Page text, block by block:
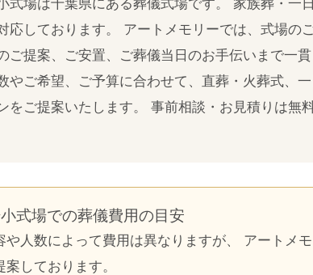
式場は千葉県にある葬儀式場です。 家族葬・一
応しております。 アートメモリーでは、式場の
ご提案、ご安置、ご葬儀当日のお手伝いまで一
やご希望、ご予算に合わせて、直葬・火葬式、
をご提案いたします。 事前相談・お見積りは無
式場での葬儀費用の目安
や人数によって費用は異なりますが、 アートメ
しております。